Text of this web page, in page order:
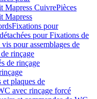
Mapress CuivrePièces
Mapress
Fixations pour
pour Fixations de
vis pour assemblages de
rinçage
de rinçage
et plaques de
avec rinçage forcé